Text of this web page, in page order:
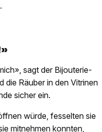
sagt der Bijouterie-
die Räuber in den Vitrinen
sicher ein.
würde, fesselten sie
mitnehmen konnten,